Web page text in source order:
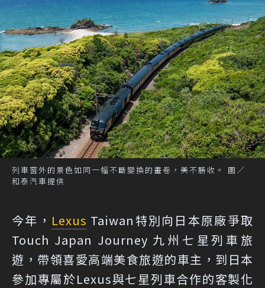
列車窗外的景色如同一幅不斷變換的畫卷，美不勝收。 圖／
和泰汽車提供
今年， Lexus Taiwan特別向日本原廠爭取
Touch Japan Journey 九州七星列車旅
遊，帶領喜愛高端美食旅遊的車主，到日本
參加專屬於Lexus與七星列車合作的客製化